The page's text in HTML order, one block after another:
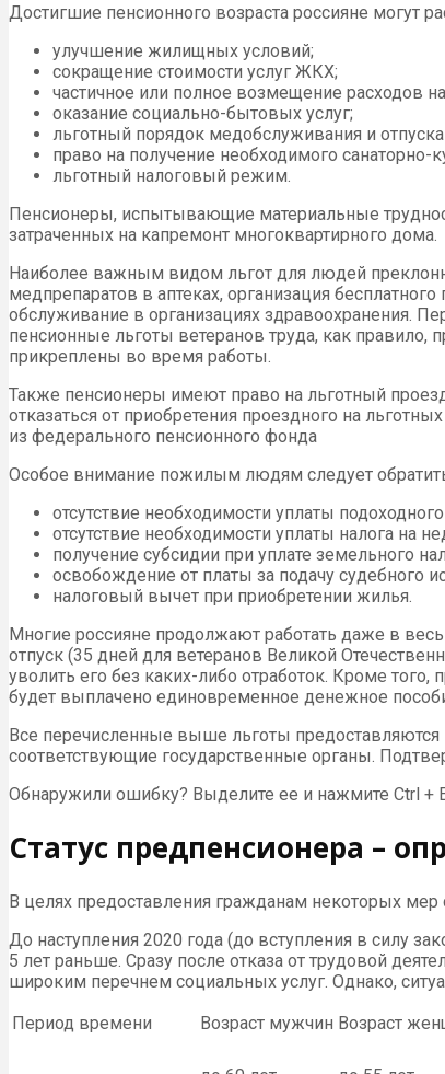
Достигшие пенсионного возраста россияне могут
улучшение жилищных условий;
сокращение стоимости услуг ЖКХ;
частичное или полное возмещение расходов
оказание социально-бытовых услуг;
льготный порядок медобслуживания и отпуска
право на получение необходимого санаторно-
льготный налоговый режим.
Пенсионеры, испытывающие материальные
затраченных на капремонт многоквартирного дома.
Наиболее важным видом льгот для людей
медпрепаратов в аптеках, организация
обслуживание в организациях здравоохранения.
пенсионные льготы ветеранов труда, как
прикреплены во время работы.
Также пенсионеры имеют право на льготный
отказаться от приобретения проездного на
из федерального пенсионного фонда
Особое внимание пожилым людям следует
отсутствие необходимости уплаты подоходного
отсутствие необходимости уплаты налога на
получение субсидии при уплате земельного
освобождение от платы за подачу судебного
налоговый вычет при приобретении жилья.
Многие россияне продолжают работать даже в
отпуск (35 дней для ветеранов Великой
уволить его без каких-либо отработок. Кроме
будет выплачено единовременное денежное
Все перечисленные выше льготы предоставляются
соответствующие государственные органы.
Обнаружили ошибку? Выделите ее и нажмите Ctrl +
Статус предпенсионера –
В целях предоставления гражданам некоторых мер
До наступления 2020 года (до вступления в силу
5 лет раньше. Сразу после отказа от трудовой
широким перечнем социальных услуг. Однако,
Период времени
Возраст мужчин Возраст